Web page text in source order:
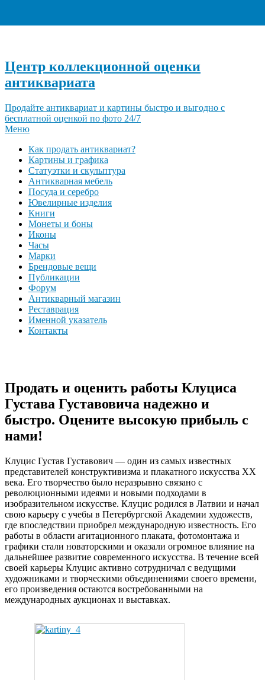
Центр коллекционной оценки
антиквариата
Продайте антиквариат и картины быстро и выгодно с
бесплатной оценкой по фото 24/7
Меню
Как продать антиквариат?
Картины и графика
Статуэтки и скульптура
Антикварная мебель
Посуда и серебро
Ювелирные изделия
Книги
Монеты и боны
Иконы
Часы
Марки
Брендовые вещи
Публикации
Форум
Антикварный магазин
Реставрация
Именной указатель
Контакты
Продать и оценить работы Клуциса
Густава Густавовича надежно и
быстро. Оцените высокую прибыль с
нами!
Клуцис Густав Густавович — один из самых известных
представителей конструктивизма и плакатного искусства XX
века. Его творчество было неразрывно связано с
революционными идеями и новыми подходами в
изобразительном искусстве. Клуцис родился в Латвии и начал
свою карьеру с учебы в Петербургской Академии художеств,
где впоследствии приобрел международную известность. Его
работы в области агитационного плаката, фотомонтажа и
графики стали новаторскими и оказали огромное влияние на
дальнейшее развитие современного искусства. В течение всей
своей карьеры Клуцис активно сотрудничал с ведущими
художниками и творческими объединениями своего времени,
его произведения остаются востребованными на
международных аукционах и выставках.